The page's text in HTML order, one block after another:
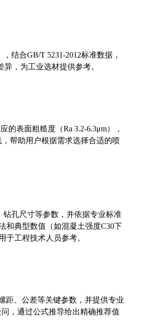
结合GB/T 5231-2012标准数据，
，为工业选材提供参考。
表面粗糙度（Ra 3.2-6.3μm），
帮助用户根据需求选择合适的喷
孔尺寸等参数，并依据专业标准
和典型数值（如混凝土强度C30下
于工程技术人员参考。
距、公差等关键参数，并提供专业
，通过公式推导给出精确推荐值